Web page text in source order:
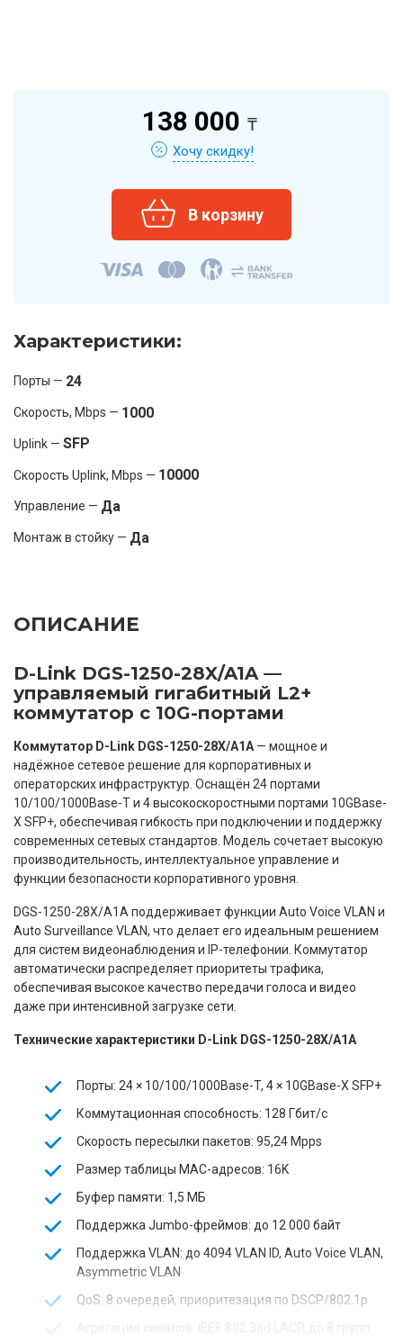
138 000 ₸
Хочу скидку!
Характеристики:
Порты — 24
Скорость, Mbps — 1000
Uplink — SFP
Скорость Uplink, Mbps — 10000
Управление — Да
Монтаж в стойку — Да
ОПИСАНИЕ
D-Link DGS-1250-28X/A1A —
управляемый гигабитный L2+
коммутатор с 10G-портами
Коммутатор D-Link DGS-1250-28X/A1A — мощное и
надёжное сетевое решение для корпоративных и
операторских инфраструктур. Оснащён 24 портами
10/100/1000Base-T и 4 высокоскоростными портами 10GBase-
X SFP+, обеспечивая гибкость при подключении и поддержку
современных сетевых стандартов. Модель сочетает высокую
производительность, интеллектуальное управление и
функции безопасности корпоративного уровня.
DGS-1250-28X/A1A поддерживает функции Auto Voice VLAN и
Auto Surveillance VLAN, что делает его идеальным решением
для систем видеонаблюдения и IP-телефонии. Коммутатор
автоматически распределяет приоритеты трафика,
обеспечивая высокое качество передачи голоса и видео
даже при интенсивной загрузке сети.
Технические характеристики D-Link DGS-1250-28X/A1A
Порты: 24 × 10/100/1000Base-T, 4 × 10GBase-X SFP+
Коммутационная способность: 128 Гбит/с
Скорость пересылки пакетов: 95,24 Mpps
Размер таблицы MAC-адресов: 16K
Буфер памяти: 1,5 МБ
Поддержка Jumbo-фреймов: до 12 000 байт
Поддержка VLAN: до 4094 VLAN ID, Auto Voice VLAN,
Asymmetric VLAN
QoS: 8 очередей, приоритезация по DSCP/802.1p